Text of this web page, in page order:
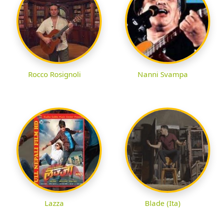
Rocco Rosignoli Nanni Svampa
Lazza Blade (Ita)